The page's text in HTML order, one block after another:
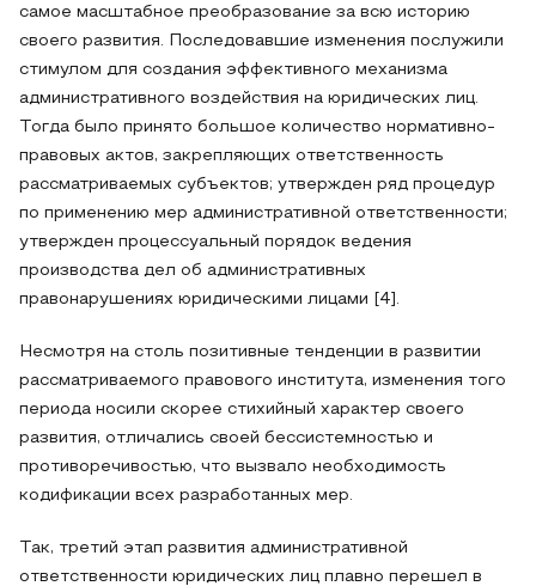
самое масштабное преобразование за всю историю
своего развития. Последовавшие изменения послужили
стимулом для создания эффективного механизма
административного воздействия на юридических лиц.
Тогда было принято большое количество нормативно-
правовых актов, закрепляющих ответственность
рассматриваемых субъектов; утвержден ряд процедур
по применению мер административной ответственности;
утвержден процессуальный порядок ведения
производства дел об административных
правонарушениях юридическими лицами [4].
Несмотря на столь позитивные тенденции в развитии
рассматриваемого правового института, изменения того
периода носили скорее стихийный характер своего
развития, отличались своей бессистемностью и
противоречивостью, что вызвало необходимость
кодификации всех разработанных мер.
Так, третий этап развития административной
ответственности юридических лиц плавно перешел в